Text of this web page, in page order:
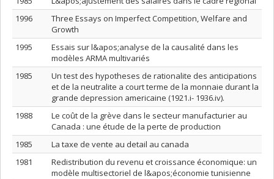
1996
Three Essays on Imperfect Competition, Welfare and
Growth
1995
Essais sur l&apos;analyse de la causalité dans les
modèles ARMA multivariés
1985
Un test des hypotheses de rationalite des anticipations
et de la neutralite a court terme de la monnaie durant la
grande depression americaine (1921.i- 1936.iv).
1988
Le coût de la grève dans le secteur manufacturier au
Canada : une étude de la perte de production
1985
La taxe de vente au detail au canada
1981
Redistribution du revenu et croissance économique: un
modèle multisectoriel de l&apos;économie tunisienne